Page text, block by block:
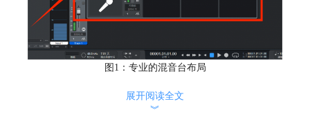
图1：专业的混音台布局
在混音过程中，插件的选择也很重要。Fender Studio Pro内置了大量的压
展开阅读全文
︾